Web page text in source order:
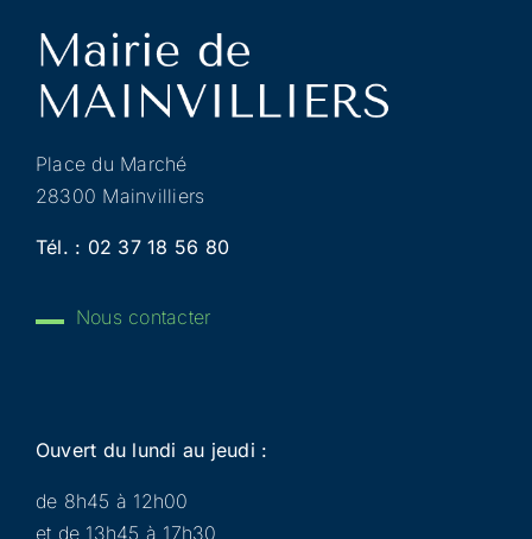
Place du Marché
28300 Mainvilliers
Tél. : 02 37 18 56 80
Nous contacter
Ouvert du lundi au jeudi :
de 8h45 à 12h00
et de 13h45 à 17h30